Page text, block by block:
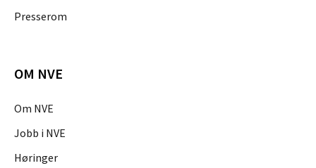
Presserom
OM NVE
Om NVE
Jobb i NVE
Høringer